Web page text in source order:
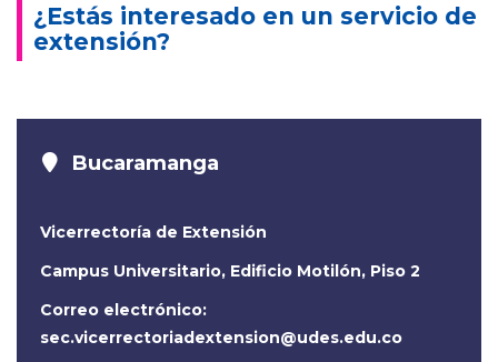
¿Estás interesado en un servicio de
extensión?
Bucaramanga
Vicerrectoría de Extensión
Campus Universitario, Edificio Motilón, Piso 2
Correo electrónico:
sec.vicerrectoriadextension@udes.edu.co